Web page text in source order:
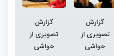
گزارش
تصویری از
حواشی
گزارش
تصویری از
حواشی